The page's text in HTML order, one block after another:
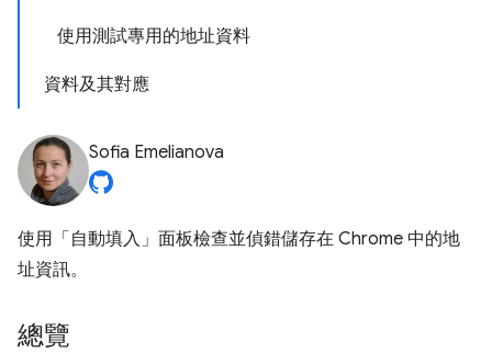
使用測試專用的地址資料
資料及其對應
Sofia Emelianova
使用「自動填入」 面板檢查並偵錯儲存在 Chrome 中的地
址資訊。
總覽